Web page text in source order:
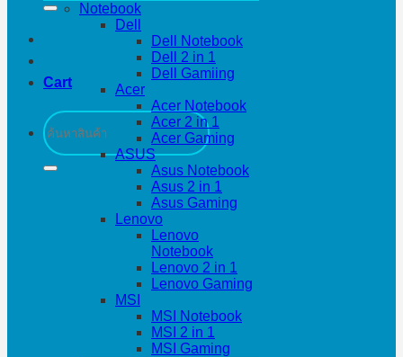
Cart
Search
for:
Notebook
Dell
Dell Notebook
Dell 2 in 1
Dell Gamiing
Acer
Acer Notebook
Acer 2 in 1
Acer Gaming
ASUS
Asus Notebook
Asus 2 in 1
Asus Gaming
Lenovo
Lenovo
Notebook
Lenovo 2 in 1
Lenovo Gaming
MSI
MSI Notebook
MSI 2 in 1
MSI Gaming